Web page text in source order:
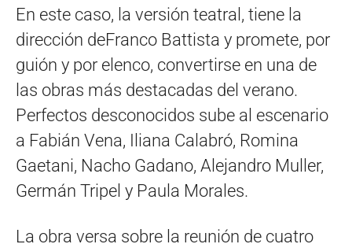
En este caso, la versión teatral, tiene la
dirección deFranco Battista y promete, por
guión y por elenco, convertirse en una de
las obras más destacadas del verano.
Perfectos desconocidos sube al escenario
a Fabián Vena, Iliana Calabró, Romina
Gaetani, Nacho Gadano, Alejandro Muller,
Germán Tripel y Paula Morales.
La obra versa sobre la reunión de cuatro